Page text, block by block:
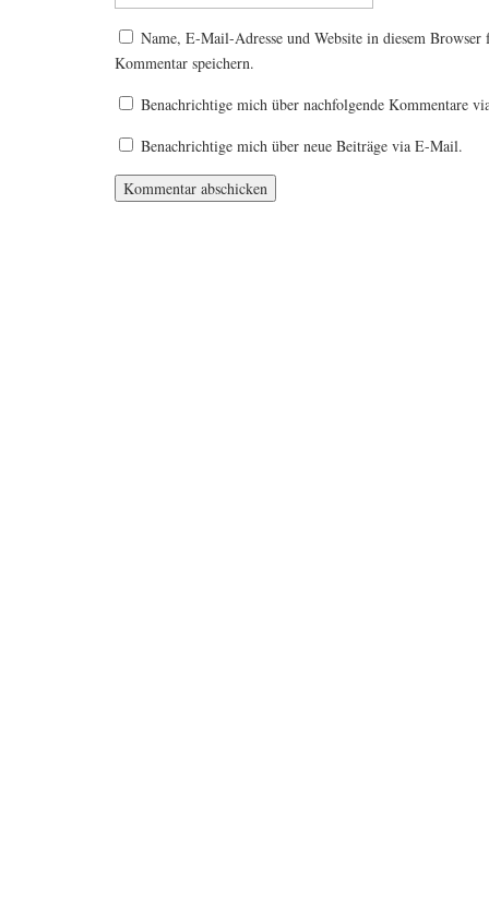
Name, E-Mail-Adresse und Website in diesem Browser
Kommentar speichern.
Benachrichtige mich über nachfolgende Kommentare
Benachrichtige mich über neue Beiträge via E-Mail.